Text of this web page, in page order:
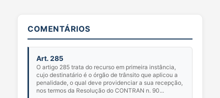
COMENTÁRIOS
Art. 285
O artigo 285 trata do recurso em primeira instância,
cujo destinatário é o órgão de trânsito que aplicou a
penalidade, o qual deve providenciar a sua recepção,
nos termos da Resolução do CONTRAN n. 90...